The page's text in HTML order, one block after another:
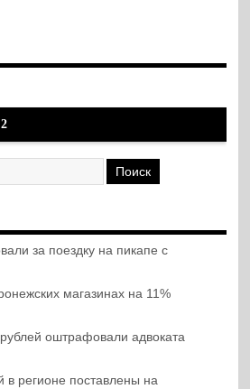
2
за поездку на пикапе с
магазинах на 11%
оштрафовали адвоката
в регионе поставлены на